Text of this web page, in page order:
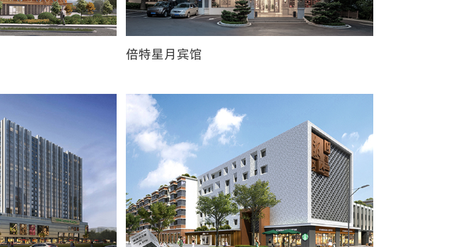
倍特星月宾馆